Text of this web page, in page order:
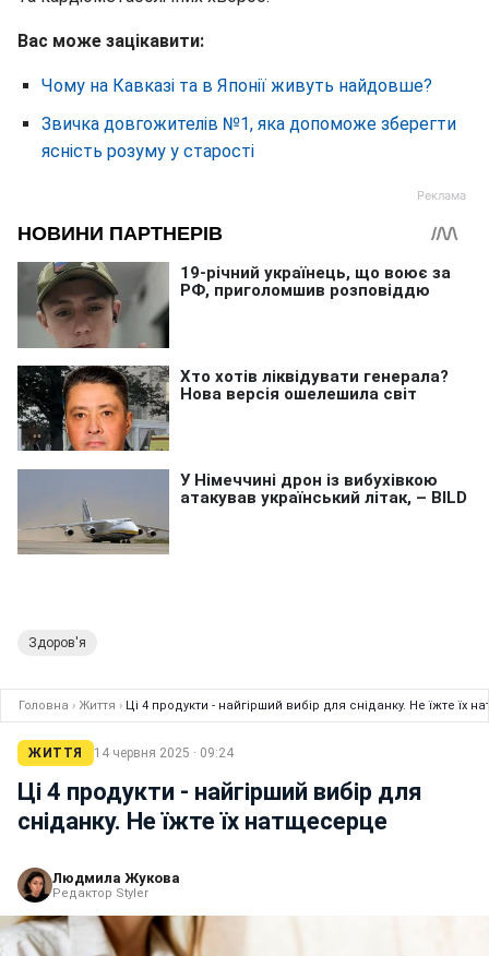
Вас може зацікавити:
Чому на Кавказі та в Японії живуть найдовше?
Звичка довгожителів №1, яка допоможе зберегти
ясність розуму у старості
Здоров'я
Головна › Життя › Ці 4 продукти - найгірший вибір для сніданку. Не їжте їх
ЖИТТЯ 14 червня 2025 · 09:24
Ці 4 продукти - найгірший вибір для
сніданку. Не їжте їх натщесерце
Людмила Жукова
Редактор Styler